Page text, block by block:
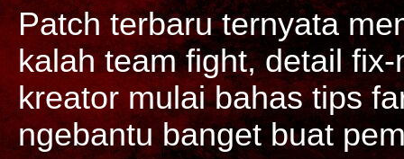
Patch terbaru ternyata
kalah team fight, detail
kreator mulai bahas tips
ngebantu banget buat